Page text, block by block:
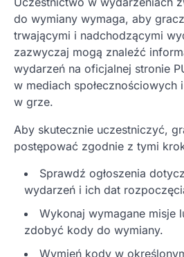
do wymiany wymaga, aby
trwającymi i nadchodzącymi
zazwyczaj mogą znaleźć
wydarzeń na oficjalnej stronie
w mediach społecznościowych
w grze.
Aby skutecznie uczestniczyć,
postępować zgodnie z tymi
Sprawdź ogłoszenia
wydarzeń i ich dat
Wykonaj wymagane misje
zdobyć kody do wymiany.
Wymień kody w